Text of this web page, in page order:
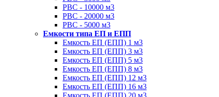
РВС - 10000 м3
РВС - 20000 м3
РВС - 5000 м3
Емкости типа ЕП и ЕПП
Емкость ЕП (ЕПП) 1 м3
Емкость ЕП (ЕПП) 3 м3
Емкость ЕП (ЕПП) 5 м3
Емкость ЕП (ЕПП) 8 м3
Емкость ЕП (ЕПП) 12 м3
Емкость ЕП (ЕПП) 16 м3
Емкость ЕП (ЕПП) 20 м3